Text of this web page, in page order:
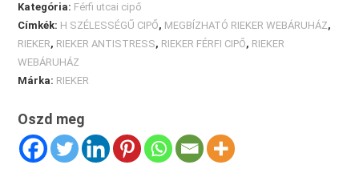
Kategória: Férfi utcai cipő
Címkék: H SZÉLESSÉGŰ CIPŐ, MEGBÍZHATÓ RIEKER WEBÁRUHÁZ,
RIEKER, RIEKER ANTISTRESS, RIEKER FÉRFI CIPŐ, RIEKER
WEBÁRUHÁZ
Márka: RIEKER
Oszd meg